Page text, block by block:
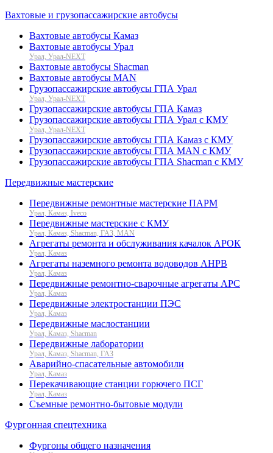
Вахтовые и грузопассажирские автобусы
Вахтовые автобусы Камаз
Вахтовые автобусы Урал
Урал, Урал-NEXT
Вахтовые автобусы Shacman
Вахтовые автобусы MAN
Грузопассажирские автобусы ГПА Урал
Урал, Урал-NEXT
Грузопассажирские автобусы ГПА Камаз
Грузопассажирские автобусы ГПА Урал с КМУ
Урал, Урал-NEXT
Грузопассажирские автобусы ГПА Камаз с КМУ
Грузопассажирские автобусы ГПА MAN с КМУ
Грузопассажирские автобусы ГПА Shacman с КМУ
Передвижные мастерские
Передвижные ремонтные мастерские ПАРМ
Урал, Камаз, Iveco
Передвижные мастерские с КМУ
Урал, Камаз, Shacman, ГАЗ, MAN
Агрегаты ремонта и обслуживания качалок АРОК
Урал, Камаз
Агрегаты наземного ремонта водоводов АНРВ
Урал, Камаз
Передвижные ремонтно-сварочные агрегаты АРС
Урал, Камаз
Передвижные электростанции ПЭС
Урал, Камаз
Передвижные маслостанции
Урал, Камаз, Shacman
Передвижные лаборатории
Урал, Камаз, Shacman, ГАЗ
Аварийно-спасательные автомобили
Урал, Камаз
Перекачивающие станции горючего ПСГ
Урал, Камаз
Съемные ремонтно-бытовые модули
Фургонная спецтехника
Фургоны общего назначения